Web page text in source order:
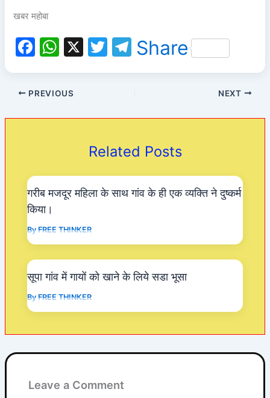
खबर महोबा
F
c
e
b
k
W
at
s
A
X
T
T
a
m
Share
PREVIOUS NEXT
Related Posts
गरीब मजदूर महिला के साथ गांव के ही एक व्यक्ति ने दुष्कर्म
किया।
By FREE THINKER
सूपा गांव में गायों को खाने के लिये सडा भूसा
By FREE THINKER
Leave a Comment